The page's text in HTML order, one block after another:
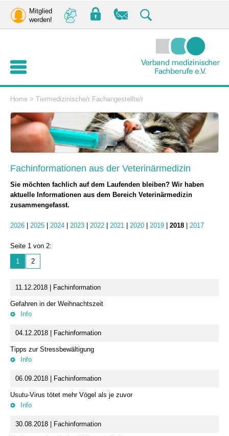
Mitglied
werden!
Home > Tiermedizinische/r Fachangestellte/r
Fachinformationen aus der Veterinärmedizin
Sie möchten fachlich auf dem Laufenden bleiben? Wir haben
aktuelle Informationen aus dem Bereich Veterinärmedizin
zusammengefasst.
2026 2025 2024 2023 2022 2021 2020 2019 2018 2017
Seite 1 von 2:
1
2
11.12.2018 | Fachinformation
Gefahren in der Weihnachtszeit
Info
04.12.2018 | Fachinformation
Tipps zur Stressbewältigung
Info
06.09.2018 | Fachinformation
Usutu-Virus tötet mehr Vögel als je zuvor
Info
30.08.2018 | Fachinformation